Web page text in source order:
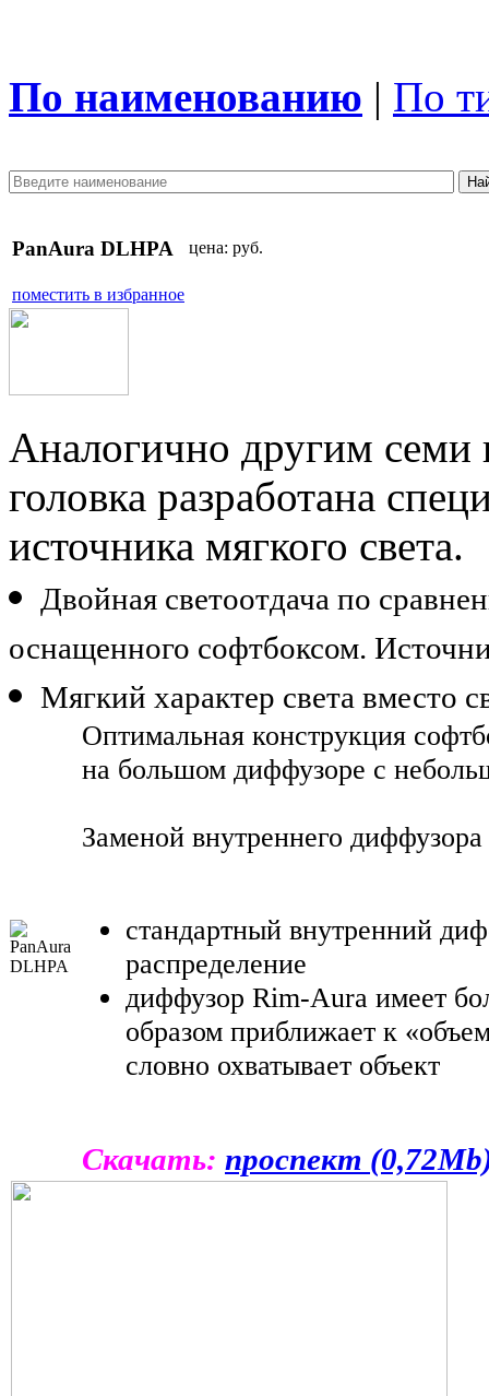
По наименованию | По
PanAura DLHPA цена: руб.
поместить в избранное
Аналогично другим семи
головка разработана
источника мягкого света.
Двойная светоотдача по
оснащенного софтбоксом.
Мягкий характер света вместо
Оптимальная конструкция
на большом диффузоре с
Заменой внутреннего
стандартный внутренний
распределение
диффузор Rim-Aura имеет
образом приближает к
словно охватывает объект
Скачать: проспект